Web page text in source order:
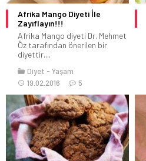
Afrika Mango Diyeti İle
Zayıflayın!!!
Afrika Mango diyeti Dr. Mehmet
Öz tarafından önerilen bir
diyettir....
Diyet
Yaşam
19.02.2016
5